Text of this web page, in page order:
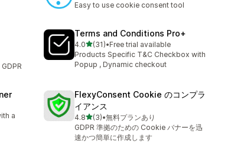
Easy to use cookie consent tool
Terms and Conditions Pro+
4.05つ星中
(31)
合計レビュー数：31件
•Free trial available
Products Specific T&C Checkbox with
Popup , Dynamic checkout
a
FlexyConsent Cookie のコンプラ
イアンス
4.85つ星中
(3)
合計レビュー数：3件
•無料プランあり
GDPR 準拠のための Cookie バナーを迅
速かつ簡単に作成します